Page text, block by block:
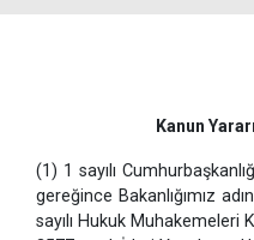
Kanun
(1) 1 sayılı
gereğince Bakanlığımız
sayılı Hukuk